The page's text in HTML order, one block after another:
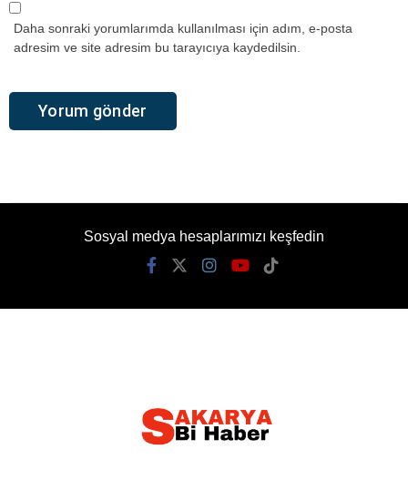
Daha sonraki yorumlarımda kullanılması için adım, e-posta
adresim ve site adresim bu tarayıcıya kaydedilsin.
Sosyal medya hesaplarımızı keşfedin